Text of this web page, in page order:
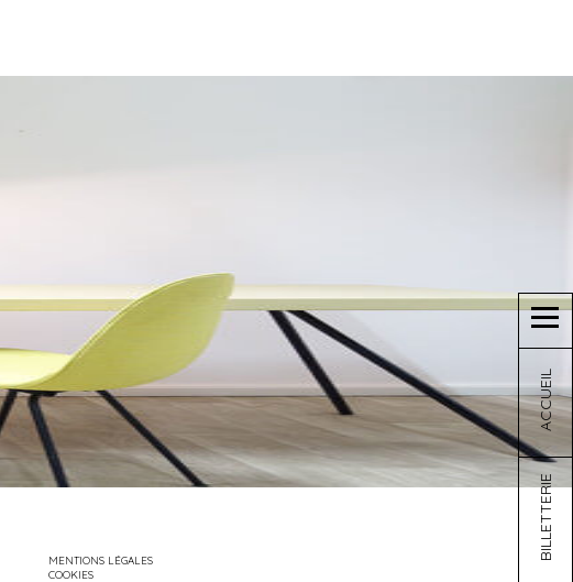
ACCUEIL
BILLETTERIE
MENTIONS LÉGALES
COOKIES